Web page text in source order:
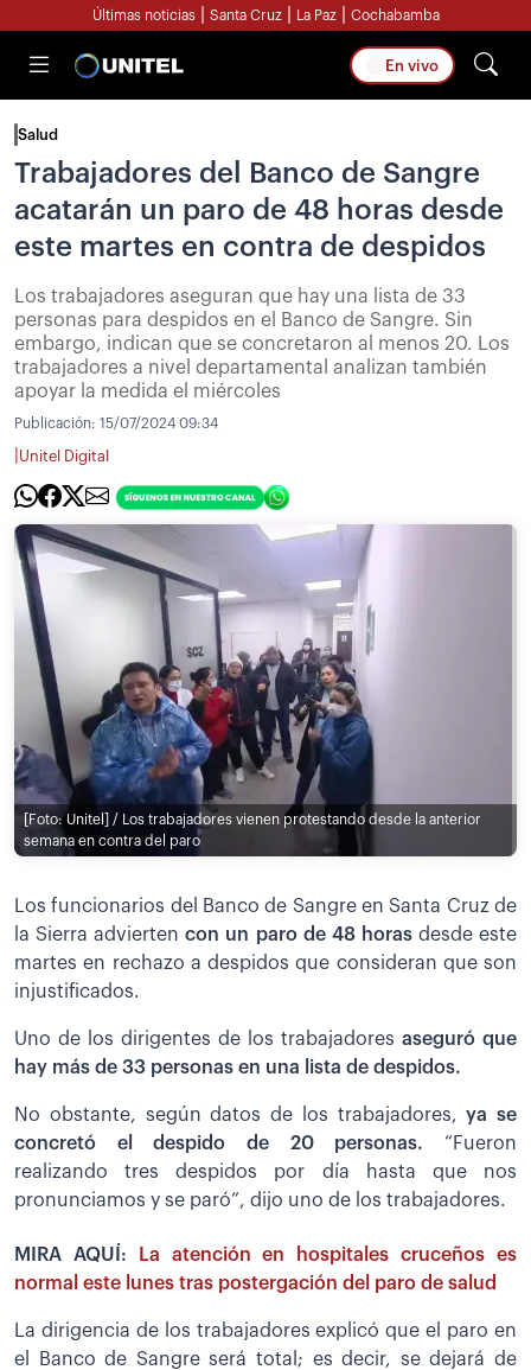
Últimas noticias Santa Cruz La Paz Cochabamba
En vivo
Salud
Trabajadores del Banco de Sangre
acatarán un paro de 48 horas desde
este martes en contra de despidos
Los trabajadores aseguran que hay una lista de 33
personas para despidos en el Banco de Sangre. Sin
embargo, indican que se concretaron al menos 20. Los
trabajadores a nivel departamental analizan también
apoyar la medida el miércoles
Publicación: 15/07/2024 09:34
Unitel Digital
[Foto: Unitel] / Los trabajadores vienen protestando desde la anterior
semana en contra del paro
Los funcionarios del Banco de Sangre en Santa Cruz de
la Sierra advierten con un paro de 48 horasdesde este
martes en rechazo a despidos que consideran que son
injustificados.
Uno de los dirigentes de los trabajadores aseguró que
hay más de 33 personas en una lista de despidos.
No obstante, según datos de los trabajadores,ya se
concretó el despido de 20 personas. “Fueron
realizando tres despidos por día hasta que nos
pronunciamos y se paró”, dijo uno de los trabajadores.
MIRA AQUÍ:
La atención en hospitales cruceños es
normal este lunes tras postergación del paro de salud
La dirigencia de los trabajadores explicó que el paro en
el Banco de Sangre será total; es decir, se dejará de